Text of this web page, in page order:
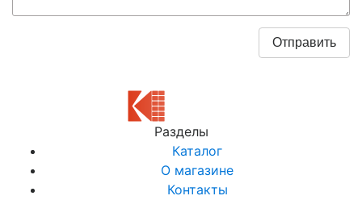
Разделы
Каталог
О магазине
Контакты